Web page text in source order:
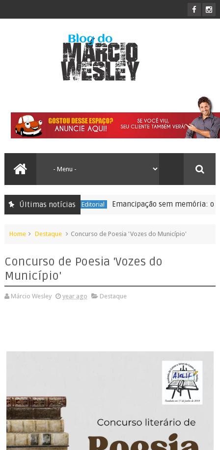
Últimas notícias
Editorial Emancipação sem memória: o que
Home Destaque Concurso de Poesia 'Vozes do Município'
Concurso de Poesia 'Vozes do
Município'
Márcio Wesley year ago Destaque